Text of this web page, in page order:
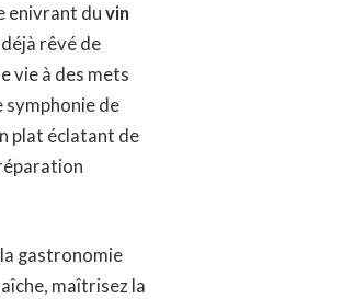
enivrant duvin
rêvé de
vie à des mets
symphonie de
plat éclatant de
gastronomie
, maîtrisez la